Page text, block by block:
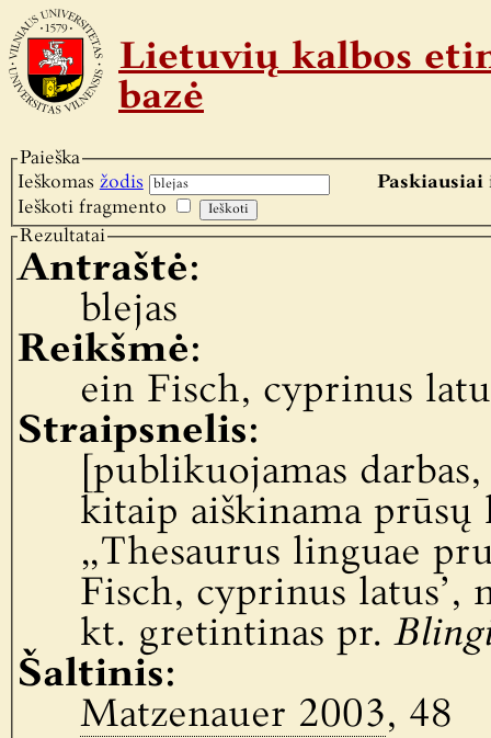
Lietuvių kalbos
bazė
Paieška
Ieškomas žodis
Ieškoti fragmento
Paskiausiai
Rezultatai
Antraštė:
blejas
Reikšmė:
ein Fisch, cyprinus
Straipsnelis:
[publikuojamas
kitaip aiškinama prūsų
„Thesaurus linguae
Fisch, cyprinus latus’,
kt. gretintinas pr.
Šaltinis:
Matzenauer 2003, 48